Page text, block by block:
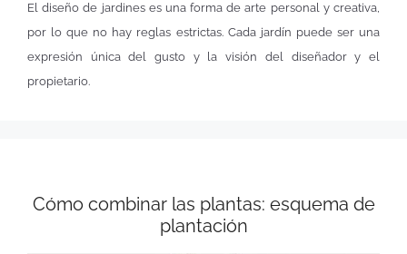
El diseño de jardines es una forma de arte personal y creativa,
por lo que no hay reglas estrictas. Cada jardín puede ser una
expresión única del gusto y la visión del diseñador y el
propietario.
Cómo combinar las plantas: esquema de
plantación